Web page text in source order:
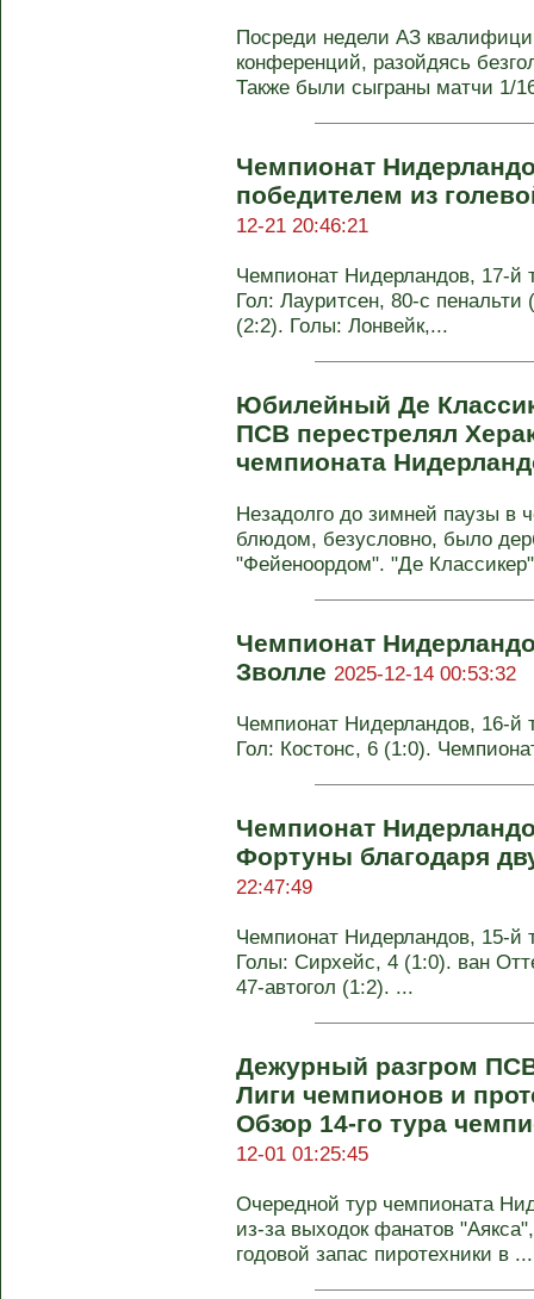
Посреди недели АЗ
конференций, разойдясь
Также были сыграны матчи 1/
Чемпионат
победителем из
12-21 20:46:21
Чемпионат Нидерландов, 17-й
Гол: Лауритсен, 80-с
(2:2). Голы: Лонвейк,...
Юбилейный Де
ПСВ перестрелял
чемпионата
Незадолго до зимней паузы в
блюдом, безусловно, было
"Фейеноордом". "Де
Чемпионат
Зволле 2025-12-14 00:53:32
Чемпионат Нидерландов, 16-й
Гол: Костонс, 6 (1:0).
Чемпионат
Фортуны благодаря
22:47:49
Чемпионат Нидерландов, 15-й
Голы: Сирхейс, 4 (1:0). ван
47-автогол (1:2). ...
Дежурный разгром
Лиги чемпионов и
Обзор 14-го тура
12-01 01:25:45
Очередной тур чемпионата
из-за выходок фанатов
годовой запас пиротехники в ...